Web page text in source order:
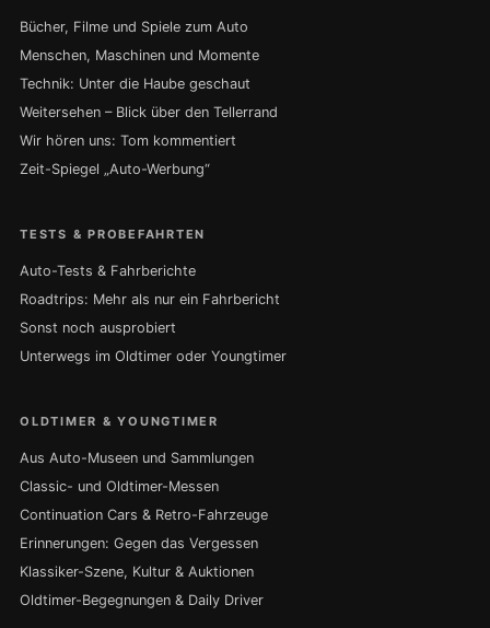
Bücher, Filme und Spiele zum Auto
Menschen, Maschinen und Momente
Technik: Unter die Haube geschaut
Weitersehen – Blick über den Tellerrand
Wir hören uns: Tom kommentiert
Zeit-Spiegel „Auto-Werbung“
TESTS & PROBEFAHRTEN
Auto-Tests & Fahrberichte
Roadtrips: Mehr als nur ein Fahrbericht
Sonst noch ausprobiert
Unterwegs im Oldtimer oder Youngtimer
OLDTIMER & YOUNGTIMER
Aus Auto-Museen und Sammlungen
Classic- und Oldtimer-Messen
Continuation Cars & Retro-Fahrzeuge
Erinnerungen: Gegen das Vergessen
Klassiker-Szene, Kultur & Auktionen
Oldtimer-Begegnungen & Daily Driver